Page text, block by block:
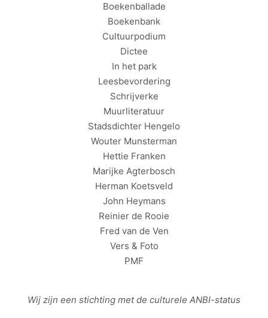
Boekenballade
Boekenbank
Cultuurpodium
Dictee
In het park
Leesbevordering
Schrijverke
Muurliteratuur
Stadsdichter Hengelo
Wouter Munsterman
Hettie Franken
Marijke Agterbosch
Herman Koetsveld
John Heymans
Reinier de Rooie
Fred van de Ven
Vers & Foto
PMF
Wij zijn een stichting met de culturele ANBI-status